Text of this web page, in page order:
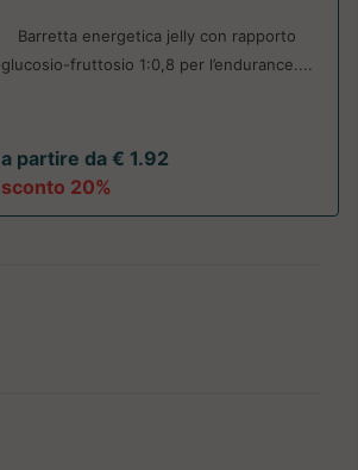
Barretta energetica jelly con rapporto
glucosio-fruttosio 1:0,8 per l’endurance....
a partire da € 1.92
sconto 20%